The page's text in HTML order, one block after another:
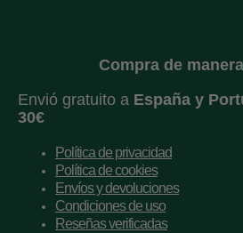
Compra de
Envió gratuito a España y
30€
Política de privacidad
Política de cookies
Envíos y devoluciones
Condiciones de uso
Reseñas verificadas